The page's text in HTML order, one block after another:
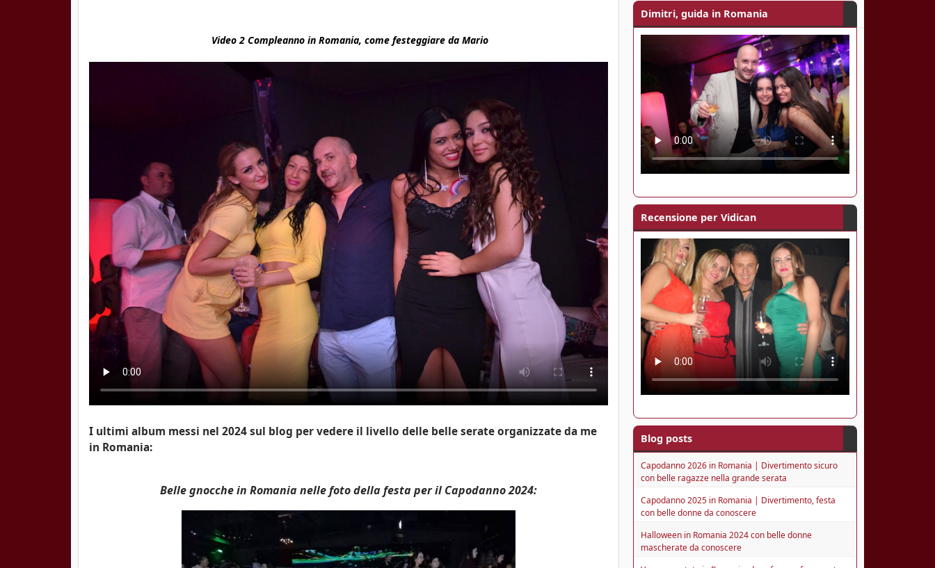
Video 2 Compleanno in Romania, come festeggiare da Mario
I ultimi album messi nel 2024 sul blog per vedere il livello delle belle serate organizzate da me
in Romania:
Belle gnocche in Romania nelle foto della festa per il Capodanno 2024:
Dimitri, guida in Romania
Recensione per Vidican
Blog posts
Capodanno 2026 in Romania | Divertimento sicuro
con belle ragazze nella grande serata
Capodanno 2025 in Romania | Divertimento, festa
con belle donne da conoscere
Halloween in Romania 2024 con belle donne
mascherate da conoscere